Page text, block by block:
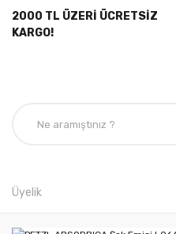
2000 TL ÜZERİ ÜCRETSİZ
KARGO!
Üyelik